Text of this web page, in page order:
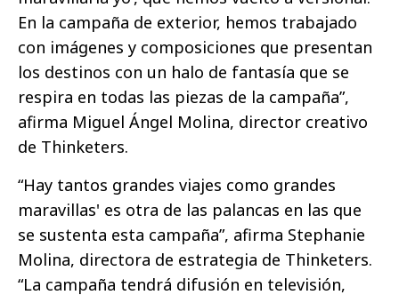
En la campaña de exterior, hemos trabajado
con imágenes y composiciones que presentan
los destinos con un halo de fantasía que se
respira en todas las piezas de la campaña”,
afirma Miguel Ángel Molina, director creativo
de Thinketers.
“Hay tantos grandes viajes como grandes
maravillas' es otra de las palancas en las que
se sustenta esta campaña”, afirma Stephanie
Molina, directora de estrategia de Thinketers.
“La campaña tendrá difusión en televisión,